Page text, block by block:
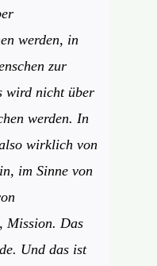
werden, in
zur
wird nicht über
werden. In
wirklich von
im Sinne von
Mission. Das
Und das ist